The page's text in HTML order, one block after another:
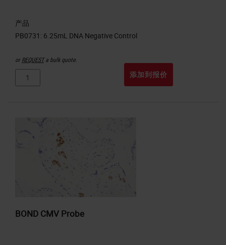
产品
orREQUESTa bulk quote.
添加到报价
BOND CMV Probe